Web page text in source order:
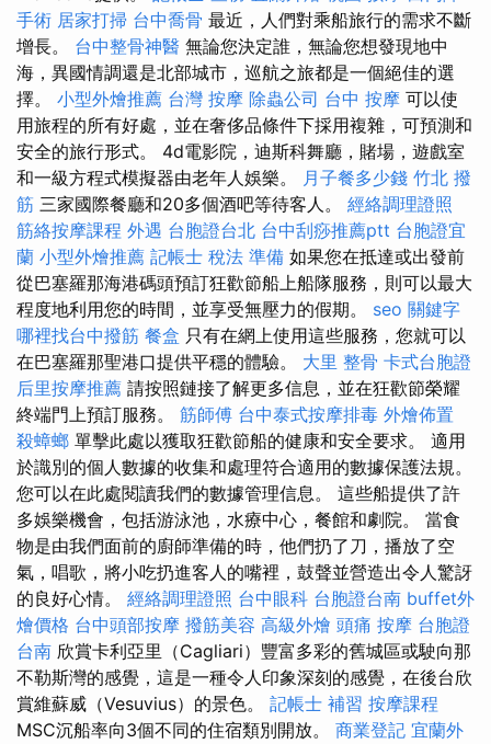
手術 居家打掃 台中喬骨 最近，人們對乘船旅行的需求不斷
增長。 台中整骨神醫 無論您決定誰，無論您想發現地中
海，異國情調還是北部城市，巡航之旅都是一個絕佳的選
擇。 小型外燴推薦 台灣 按摩 除蟲公司 台中 按摩 可以使
用旅程的所有好處，並在奢侈品條件下採用複雜，可預測和
安全的旅行形式。 4d電影院，迪斯科舞廳，賭場，遊戲室
和一級方程式模擬器由老年人娛樂。 月子餐多少錢 竹北 撥
筋 三家國際餐廳和20多個酒吧等待客人。 經絡調理證照
筋絡按摩課程 外遇 台胞證台北 台中刮痧推薦ptt 台胞證宜
蘭 小型外燴推薦 記帳士 稅法 準備 如果您在抵達或出發前
從巴塞羅那海港碼頭預訂狂歡節船上船隊服務，則可以最大
程度地利用您的時間，並享受無壓力的假期。 seo 關鍵字
哪裡找台中撥筋 餐盒 只有在網上使用這些服務，您就可以
在巴塞羅那聖港口提供平穩的體驗。 大里 整骨 卡式台胞證
后里按摩推薦 請按照鏈接了解更多信息，並在狂歡節榮耀
終端門上預訂服務。 筋師傅 台中泰式按摩排毒 外燴佈置
殺蟑螂 單擊此處以獲取狂歡節船的健康和安全要求。 適用
於識別的個人數據的收集和處理符合適用的數據保護法規。
您可以在此處閱讀我們的數據管理信息。 這些船提供了許
多娛樂機會，包括游泳池，水療中心，餐館和劇院。 當食
物是由我們面前的廚師準備的時，他們扔了刀，播放了空
氣，唱歌，將小吃扔進客人的嘴裡，鼓聲並營造出令人驚訝
的良好心情。 經絡調理證照 台中眼科 台胞證台南 buffet外
燴價格 台中頭部按摩 撥筋美容 高級外燴 頭痛 按摩 台胞證
台南 欣賞卡利亞里（Cagliari）豐富多彩的舊城區或駛向那
不勒斯灣的感覺，這是一種令人印象深刻的感覺，在後台欣
賞維蘇威（Vesuvius）的景色。 記帳士 補習 按摩課程
MSC沉船率向3個不同的住宿類別開放。 商業登記 宜蘭外